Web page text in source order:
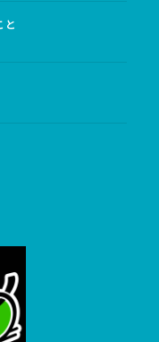
と